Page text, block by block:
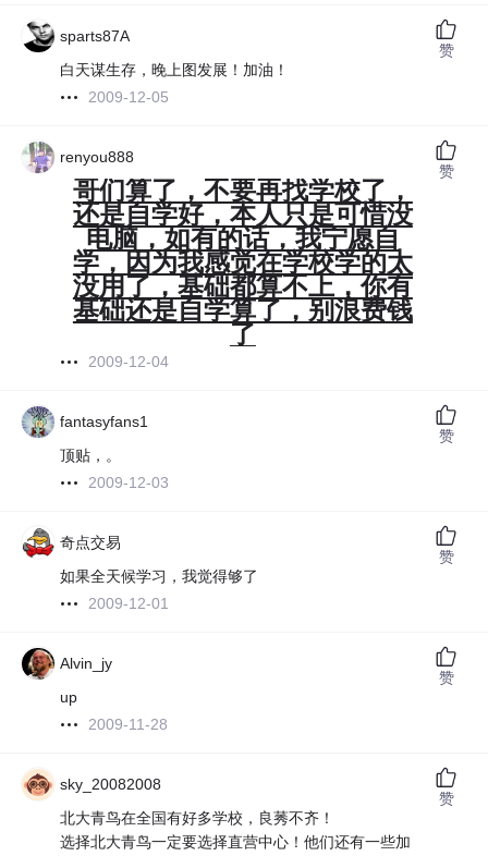
sparts87A
白天谋生存，晚上图发展！加油！
2009-12-05
赞
renyou888
哥们算了，不要再找学校了，
还是自学好，本人只是可惜没
电脑，如有的话，我宁愿自
学，因为我感觉在学校学的太
没用了，基础都算不上，你有
基础还是自学算了，别浪费钱
了
2009-12-04
赞
fantasyfans1
顶贴，。
2009-12-03
赞
奇点交易
如果全天候学习，我觉得够了
2009-12-01
赞
Alvin_jy
up
2009-11-28
赞
sky_20082008
北大青鸟在全国有好多学校，良莠不齐！
选择北大青鸟一定要选择直营中心！他们还有一些加
赞